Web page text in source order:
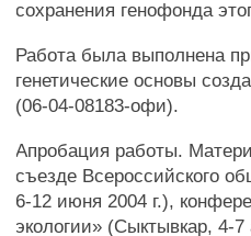
сохранения генофонда
Работа была выполнена
генетические основы
(06-04-08183-офи).
Апробация работы.
съезде Всероссийского
6-12 июня 2004 г.),
экологии» (Сыктывкар, 4-